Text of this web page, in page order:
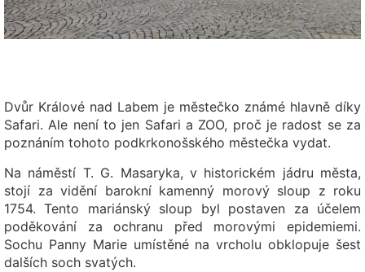
Dvůr Králové nad Labem je městečko známé hlavně díky
Safari. Ale není to jen Safari a ZOO, proč je radost se za
poznáním tohoto podkrkonošského městečka vydat.
Na náměstí T. G. Masaryka, v historickém jádru města,
stojí za vidění barokní kamenný morový sloup z roku
1754. Tento mariánský sloup byl postaven za účelem
poděkování za ochranu před morovými epidemiemi.
Sochu Panny Marie umístěné na vrcholu obklopuje šest
dalších soch svatých.